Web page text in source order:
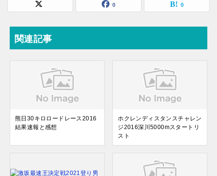
0 0
関連記事
熊日30キロロードレース2016
結果速報と感想
ホクレンディスタンスチャレン
ジ2016深川5000mスタートリ
スト